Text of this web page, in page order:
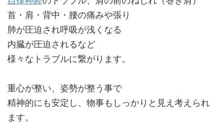
首・肩・背中・腰の痛みや張り
肺が圧迫され呼吸が浅くなる
内臓が圧迫されるなど
様々なトラブルに繋がります。
重心が整い、姿勢が整う事で
精神的にも安定し、物事もしっかりと見え考えられ
ます。